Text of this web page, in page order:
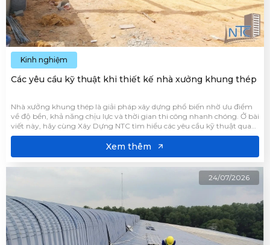
Kinh nghiệm
Các yêu cầu kỹ thuật khi thiết kế nhà xưởng khung thép
Nhà xưởng khung thép là giải pháp xây dựng phổ biến nhờ ưu điểm
về độ bền, khả năng chịu lực và thời gian thi công nhanh chóng. Ở bài
viết này, hãy cùng Xây Dựng NTC tìm hiểu các yêu cầu kỹ thuật quan
trọng khi thiết kế nhà xưởng khung thép để đảm bảo công trình có
kết cấu vững chắc và an toàn.Xem thêm
24/07/2026